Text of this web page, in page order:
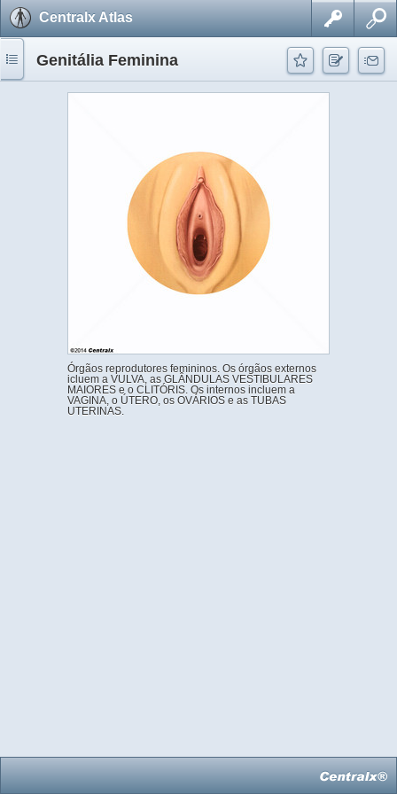
Centralx Atlas
Genitália Feminina
Órgãos reprodutores femininos. Os órgãos externos
icluem a VULVA, as GLÂNDULAS VESTIBULARES
MAIORES e o CLITÓRIS. Os internos incluem a
VAGINA, o ÚTERO, os OVÁRIOS e as TUBAS
UTERINAS.